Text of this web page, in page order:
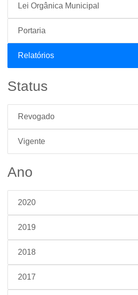
Lei Orgânica Municipal
Portaria
Relatórios
Status
Revogado
Vigente
Ano
2020
2019
2018
2017